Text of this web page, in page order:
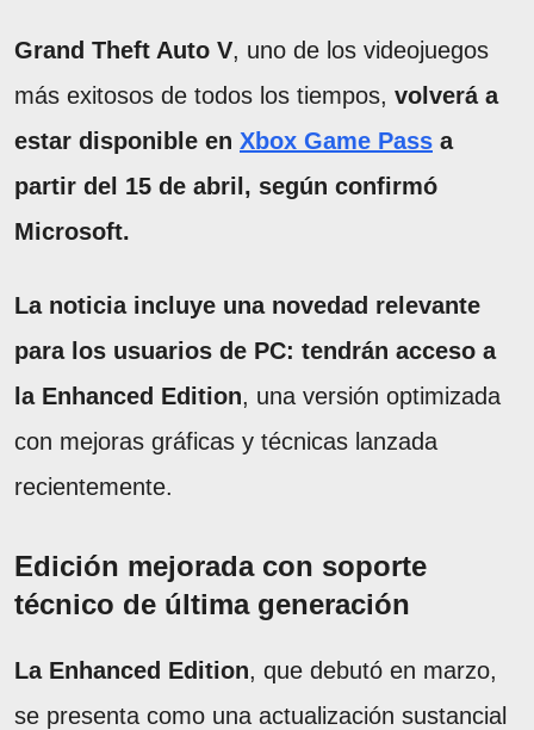
Grand Theft Auto V, uno de los videojuegos
más exitosos de todos los tiempos, volverá a
estar disponible en Xbox Game Pass a
partir del 15 de abril, según confirmó
Microsoft.
La noticia incluye una novedad relevante
para los usuarios de PC: tendrán acceso a
la Enhanced Edition, una versión optimizada
con mejoras gráficas y técnicas lanzada
recientemente.
Edición mejorada con soporte
técnico de última generación
La Enhanced Edition, que debutó en marzo,
se presenta como una actualización sustancial